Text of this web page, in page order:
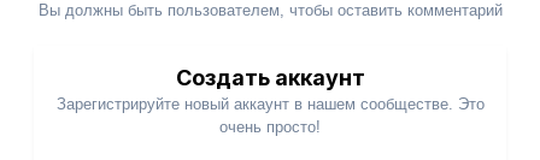
Вы должны быть пользователем, чтобы оставить комментарий
Создать аккаунт
Зарегистрируйте новый аккаунт в нашем сообществе. Это
очень просто!